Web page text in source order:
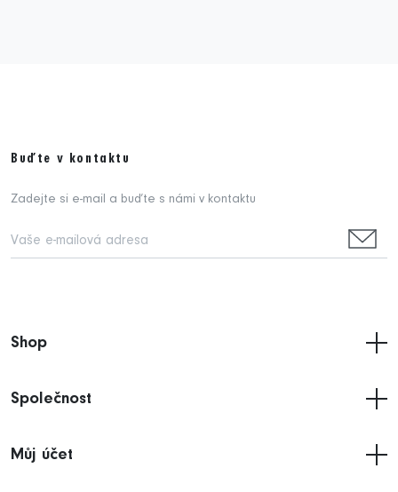
Buďte v kontaktu
Zadejte si e-mail a buďte s námi v kontaktu
Shop
Společnost
Můj účet